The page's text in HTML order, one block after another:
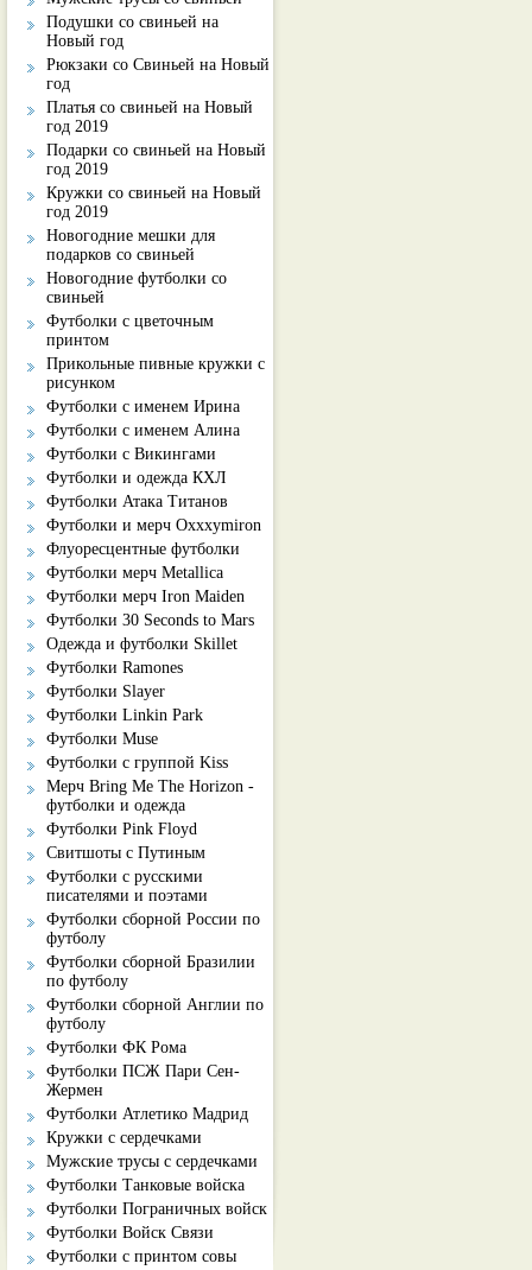
Подушки со свиньей на
Новый год
Рюкзаки со Свиньей на Новый
год
Платья со свиньей на Новый
год 2019
Подарки со свиньей на Новый
год 2019
Кружки со свиньей на Новый
год 2019
Новогодние мешки для
подарков со свиньей
Новогодние футболки со
свиньей
Футболки с цветочным
принтом
Прикольные пивные кружки с
рисунком
Футболки с именем Ирина
Футболки с именем Алина
Футболки с Викингами
Футболки и одежда КХЛ
Футболки Атака Титанов
Футболки и мерч Oxxxymiron
Флуоресцентные футболки
Футболки мерч Metallica
Футболки мерч Iron Maiden
Футболки 30 Seconds to Mars
Одежда и футболки Skillet
Футболки Ramones
Футболки Slayer
Футболки Linkin Park
Футболки Muse
Футболки с группой Kiss
Мерч Bring Me The Horizon -
футболки и одежда
Футболки Pink Floyd
Свитшоты с Путиным
Футболки с русскими
писателями и поэтами
Футболки сборной России по
футболу
Футболки сборной Бразилии
по футболу
Футболки сборной Англии по
футболу
Футболки ФК Рома
Футболки ПСЖ Пари Сен-
Жермен
Футболки Атлетико Мадрид
Кружки с сердечками
Мужские трусы с сердечками
Футболки Танковые войска
Футболки Пограничных войск
Футболки Войск Связи
Футболки с принтом совы